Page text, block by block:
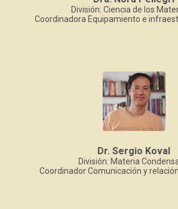
División: Ciencia de los
Coordinadora Equipamiento e
Dr. Sergio Koval
División: Materia
Coordinador Comunicación y